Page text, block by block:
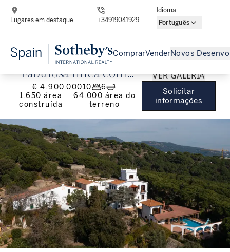
Lugares em destaque +34919041929
Idioma:
Português
ComprarVenderNovos
Fabulosa finca com
vista para o mar perto
de Llavaneres
€ 4.900.00010
6
1.650 área
construída
64.000 área do
terreno
VER GALERIA
Solicitar
informações